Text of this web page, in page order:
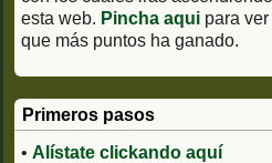
esta web. Pincha aqui para
que más puntos ha ganado.
Primeros pasos
• Alístate clickando aquí